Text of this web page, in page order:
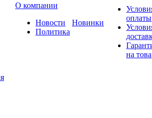
О компании
Новости
Политика
Новинки
оплаты
на